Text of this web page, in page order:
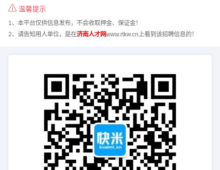
温馨提示
1、本平台仅供信息发布，不会收取押金、保证金！
2、请告知用人单位，是在济南人才网www.rtkw.cn上看到该招聘信息的！